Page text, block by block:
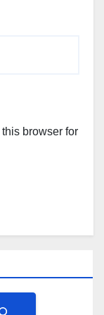
browser for